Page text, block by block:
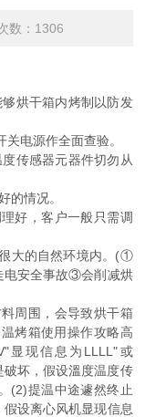
数：1306
烘干箱内烤制以防发
电源作全面查验。
传感器元器件切勿从
的情况。
好，客户一般只需调
大的自然环境内。(①
电安全事故③会削减烘
周围，会导致烘干箱
烤箱使用操作攻略高
显现信息为LLLL"或
坏，假设溫度温度传
(2)提温中途遽然终止
设离心风机显现信息